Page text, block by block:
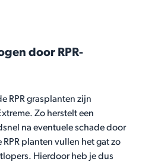
door RPR-
RPR grasplanten zijn
Zo herstelt een
na eventuele schade door
planten vullen het gat zo
Hierdoor heb je dus